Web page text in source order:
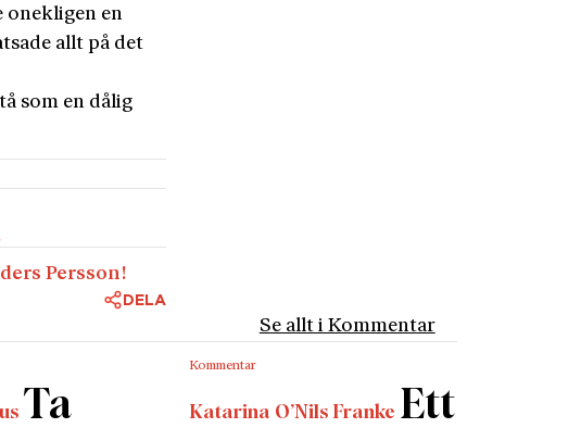
onekligen en
allt på det
som en dålig
Persson!
DELA
Se allt i Kommentar
Ta
Kommentar
Katarina O’Nils Franke Ett